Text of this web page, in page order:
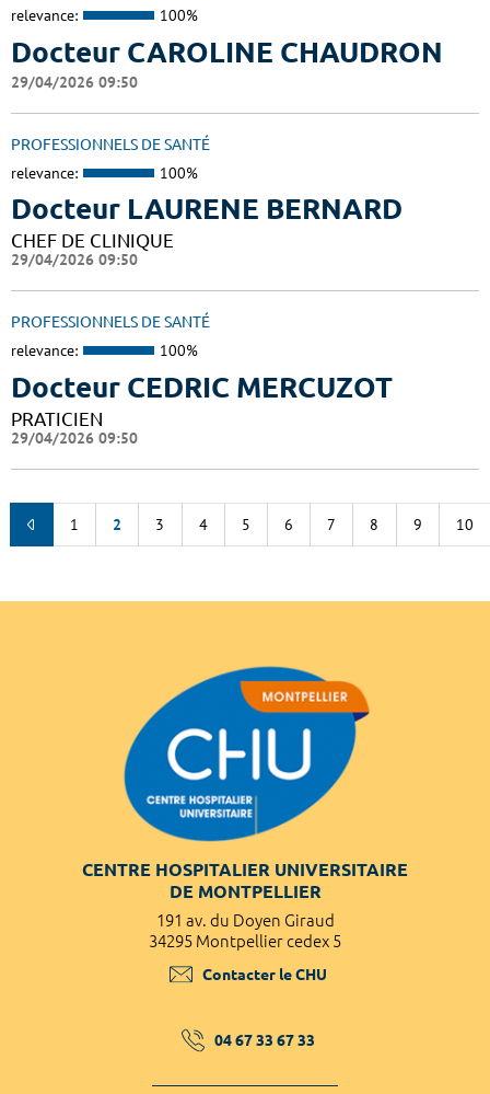
relevance: 100%
Docteur CAROLINE CHAUDRON
29/04/2026 09:50
PROFESSIONNELS DE SANTÉ
relevance: 100%
Docteur LAURENE BERNARD
CHEF DE CLINIQUE
29/04/2026 09:50
PROFESSIONNELS DE SANTÉ
relevance: 100%
Docteur CEDRIC MERCUZOT
PRATICIEN
29/04/2026 09:50
1 2 3 4 5 6 7 8 9 10
CENTRE HOSPITALIER UNIVERSITAIRE
DE MONTPELLIER
191 av. du Doyen Giraud
34295 Montpellier cedex 5
Contacter le CHU
04 67 33 67 33